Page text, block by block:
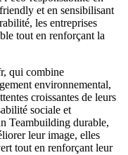
et en sensibilisant
les entreprises
tout en renforçant la
qui combine
environnemental,
croissantes de leurs
sociale et
Teambuilding durable,
leur image, elles
tout en renforçant leur